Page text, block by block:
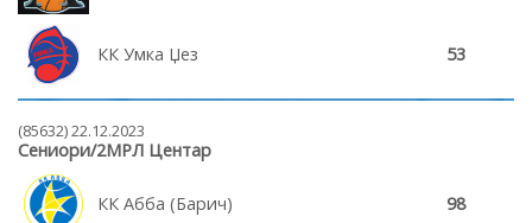
КК Умка Џез 53
(85632) 22.12.2023
Сениори/2МРЛ Центар
КК Абба (Барич) 98